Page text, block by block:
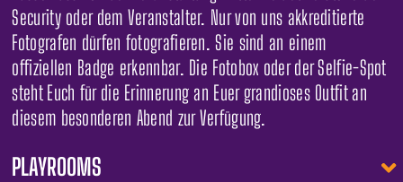
Security oder dem Veranstalter. Nur von uns akkreditierte
Fotografen dürfen fotografieren. Sie sind an einem
offiziellen Badge erkennbar. Die Fotobox oder der Selfie-Spot
steht Euch für die Erinnerung an Euer grandioses Outfit an
diesem besonderen Abend zur Verfügung.
PLAYROOMS